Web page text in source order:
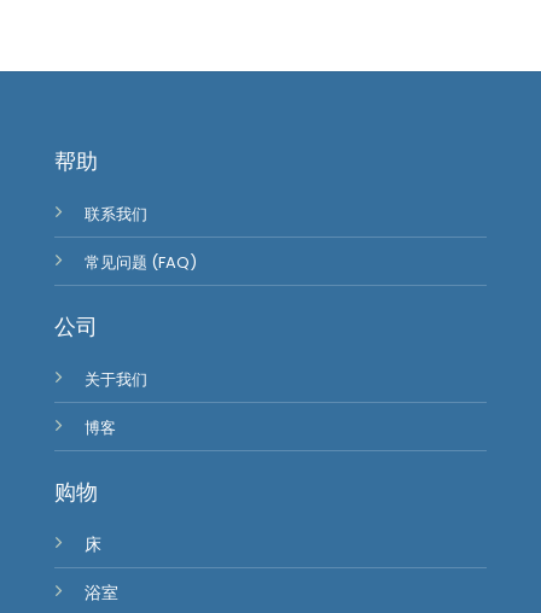
帮助
联系我们
常见问题 (FAQ)
公司
关于我们
博客
购物
床
浴室